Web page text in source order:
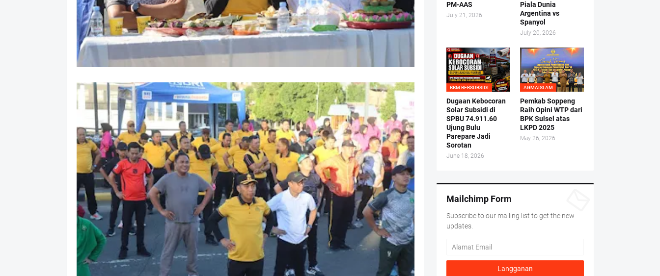
PM-AAS
July 21, 2026
Piala Dunia
Argentina vs
Spanyol
July 20, 2026
BBM BERSUBSIDI
Dugaan Kebocoran
Solar Subsidi di
SPBU 74.911.60
Ujung Bulu
Parepare Jadi
Sorotan
June 18, 2026
AGMAISLAM
Pemkab Soppeng
Raih Opini WTP dari
BPK Sulsel atas
LKPD 2025
May 26, 2026
Mailchimp Form
Subscribe to our mailing list to get the new
updates.